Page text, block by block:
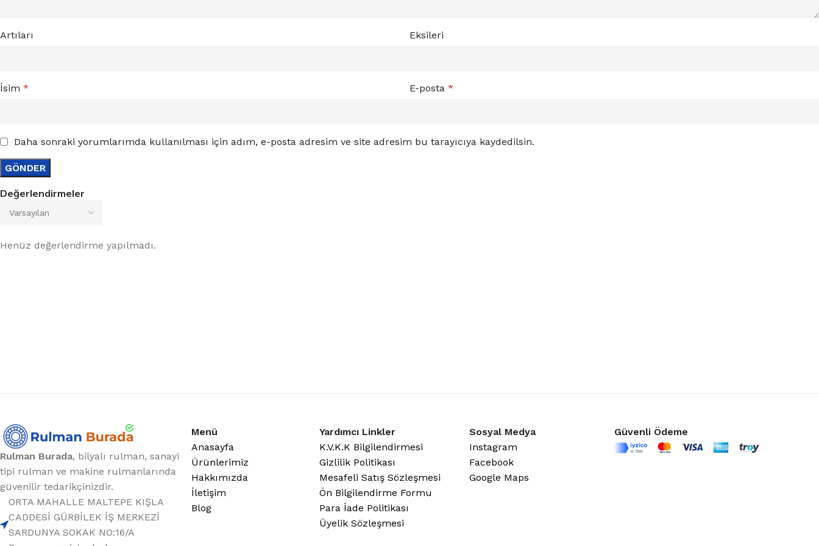
Değerlendirmeler
Henüz değerlendirme yapılmadı.
Artıları Eksileri
İsim * E-posta *
Daha sonraki yorumlarımda kullanılması için adım, e-posta adresim ve site adresim bu tarayıcıya kaydedilsin.
Rulman Burada, bilyalı rulman, sanayi
tipi rulman ve makine rulmanlarında
güvenilir tedarikçinizdir.
ORTA MAHALLE MALTEPE KIŞLA
CADDESİ GÜRBİLEK İŞ MERKEZİ
SARDUNYA SOKAK NO:16/A
Menü
Anasayfa
Ürünlerimiz
Hakkımızda
İletişim
Blog
Yardımcı Linkler
K.V.K.K Bilgilendirmesi
Gizlilik Politikası
Mesafeli Satış Sözleşmesi
Ön Bilgilendirme Formu
Para İade Politikası
Üyelik Sözleşmesi
Sosyal Medya
Instagram
Facebook
Google Maps
Güvenli Ödeme